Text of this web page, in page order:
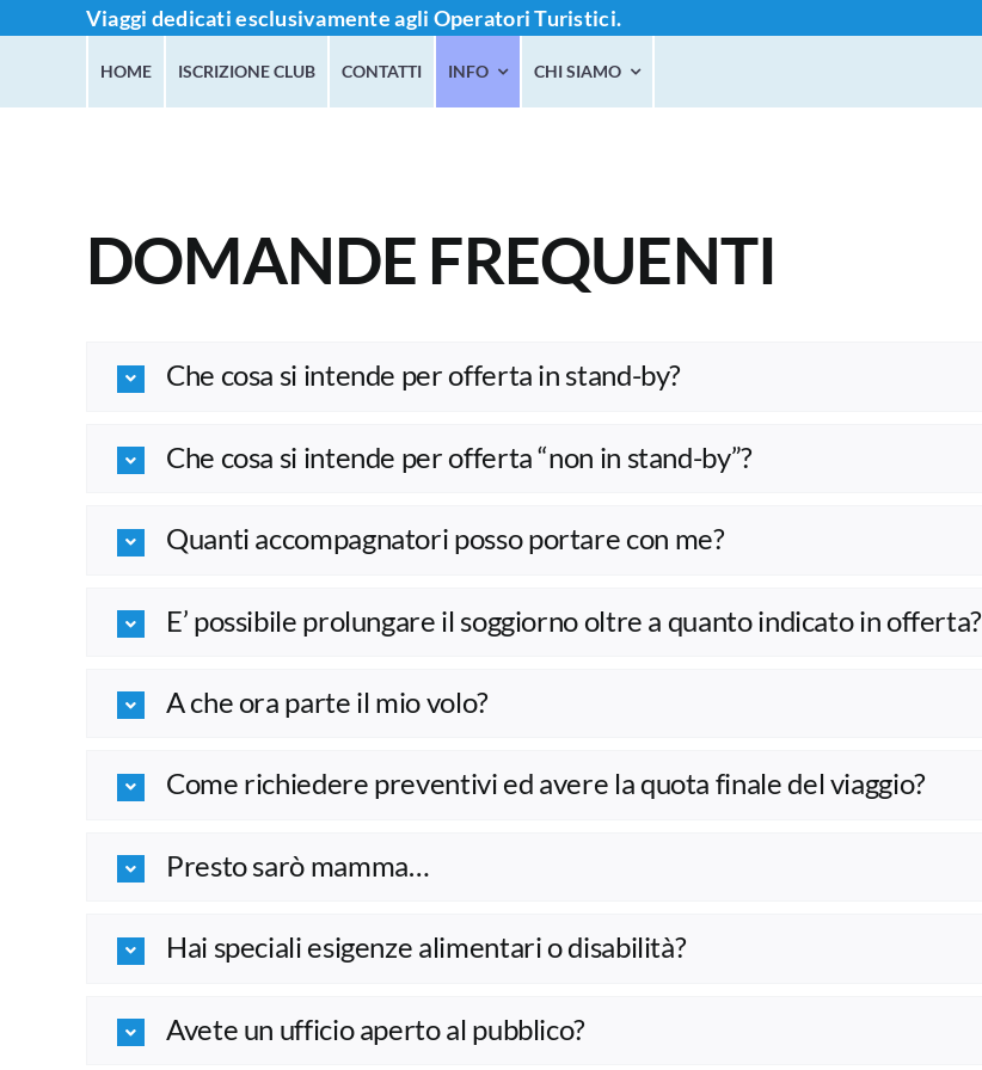
Viaggi dedicati esclusivamente agli Operatori Turistici.
HOME ISCRIZIONE CLUB CONTATTI INFO CHI SIAMO
DOMANDE FREQUENTI
Che cosa si intende per offerta in stand-by?
Che cosa si intende per offerta “non in stand-by”?
Quanti accompagnatori posso portare con me?
E’ possibile prolungare il soggiorno oltre a quanto indicato in offerta?
A che ora parte il mio volo?
Come richiedere preventivi ed avere la quota finale del viaggio?
Presto sarò mamma…
Hai speciali esigenze alimentari o disabilità?
Avete un ufficio aperto al pubblico?